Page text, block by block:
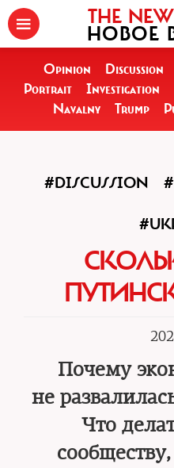
THE
НОВОЕ
Opinion Discussion
Portrait
Investigation
Navalny
Trump
#DISCUSSION
Почему
не
Что